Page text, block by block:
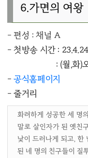
6.가면의 여왕
- 편성 : 채널 A
- 첫방송 시간 :
: (월,화)오후
-공식홈페이지
- 줄거리
화려하게 성공한 세 명
말로 살인자가 된 옛친
낯이 드러나게 되고, 한
된 네 명의 친구들이 질